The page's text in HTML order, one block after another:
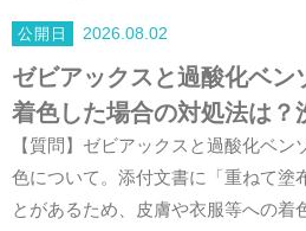
2026.08.02
ゼビアックスと過酸化ベン
着色した場合の対処法は？
【質問】ゼビアックスと過酸化ベ
色について。添付文書に「重ねて塗
とがあるため、皮膚や衣服等への着